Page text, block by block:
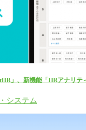
」、新機能「HRアナリテ
システム